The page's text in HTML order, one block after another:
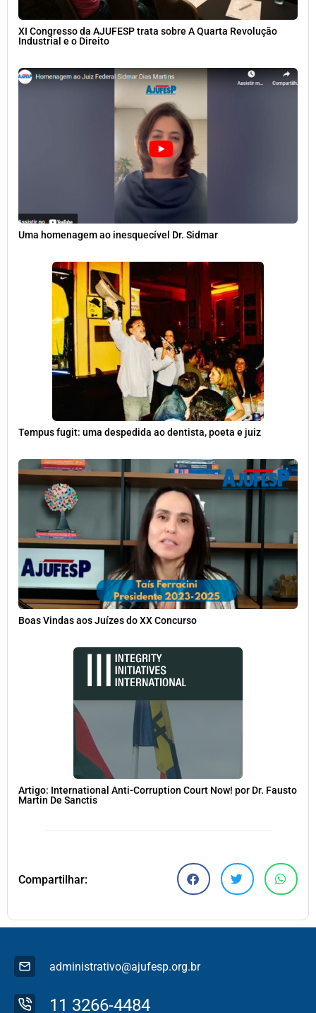
XI Congresso da AJUFESP trata sobre A Quarta Revolução
Industrial e o Direito
Uma homenagem ao inesquecível Dr. Sidmar
Tempus fugit: uma despedida ao dentista, poeta e juiz
Boas Vindas aos Juízes do XX Concurso
Artigo: International Anti-Corruption Court Now! por Dr. Fausto
Martin De Sanctis
Compartilhar:
administrativo@ajufesp.org.br
11 3266-4484